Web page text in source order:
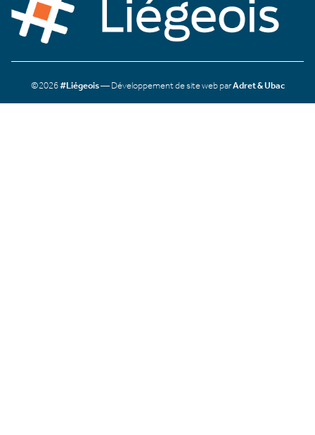
©2026#Liégeois— Développement de site web parAdret & Ubac